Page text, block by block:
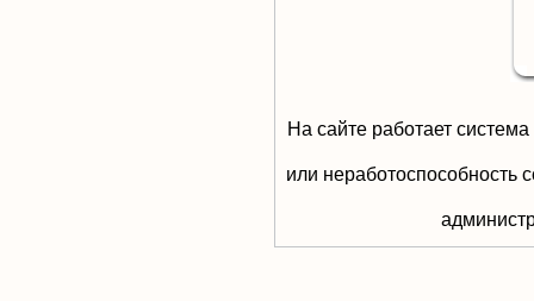
На сайте работает
или неработоспособность